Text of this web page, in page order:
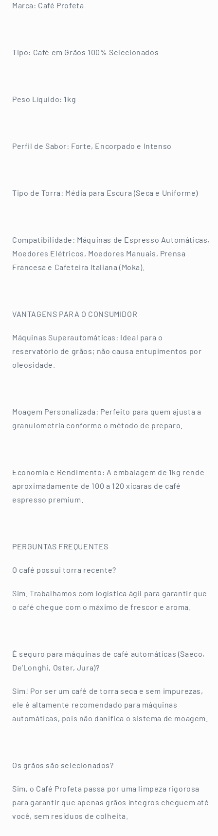
Marca: Café Profeta
Tipo: Café em Grãos 100% Selecionados
Peso Líquido: 1kg
Perfil de Sabor: Forte, Encorpado e Intenso
Tipo de Torra: Média para Escura (Seca e Uniforme)
Compatibilidade: Máquinas de Espresso Automáticas,
Moedores Elétricos, Moedores Manuais, Prensa
Francesa e Cafeteira Italiana (Moka).
VANTAGENS PARA O CONSUMIDOR
Máquinas Superautomáticas: Ideal para o
reservatório de grãos; não causa entupimentos por
oleosidade.
Moagem Personalizada: Perfeito para quem ajusta a
granulometria conforme o método de preparo.
Economia e Rendimento: A embalagem de 1kg rende
aproximadamente de 100 a 120 xícaras de café
espresso premium.
PERGUNTAS FREQUENTES
O café possui torra recente?
Sim. Trabalhamos com logística ágil para garantir que
o café chegue com o máximo de frescor e aroma.
É seguro para máquinas de café automáticas (Saeco,
De'Longhi, Oster, Jura)?
Sim! Por ser um café de torra seca e sem impurezas,
ele é altamente recomendado para máquinas
automáticas, pois não danifica o sistema de moagem.
Os grãos são selecionados?
Sim, o Café Profeta passa por uma limpeza rigorosa
para garantir que apenas grãos íntegros cheguem até
você, sem resíduos de colheita.